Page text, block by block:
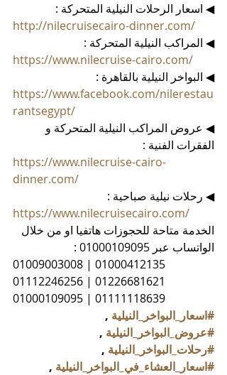
◀ اسعار الرحلات النيلية المتحركة :
http://nilecruisecairo-dinner.com/
◀ المراكب النيلية المتحركة :
https://www.nilecruise-cairo.com/
◀ البواخر النيلية بالقاهرة :
https://www.facebook.com/nilerestau
rantsegypt/
◀ عروض المراكب النيلية المتحركة و
الفقرات الفنية :
https://www.nilecruise-cairo-
dinner.com/
◀ رحلات نيلية صباحية :
https://www.nilecruisecairo.com/
الخدمة متاحة للحجوزات هاتفيا او من خلال
الواتساب عبر 01000109095 :
01009003008 | 01000412135
01112246256 | 01226681621
01000109095 | 01111118639
#اسعار_البواخر_النيلية ,
#عروض_البواخر_النيلية ,
#رحلات_البواخر_النيلية ,
#اسعار_العشاء_في_البواخر_النيلية ,